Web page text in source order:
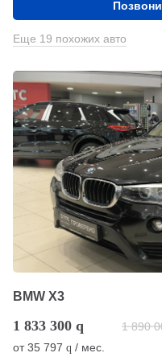
Еще 19 похожих авто
BMW X3
1 833 300 q 1 890
от35 797 q / мес.